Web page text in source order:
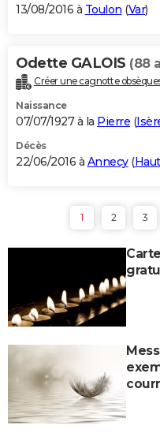
13/08/2016 à Toulon (Var)
Odette GALOIS (88
Créer une cagnotte
Naissance
07/07/1927 à la Pierre (
Décès
22/06/2016 à Annecy(
1 2 3